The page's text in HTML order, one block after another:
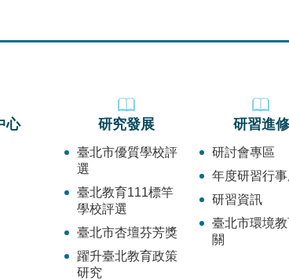
心 研究發展
臺北市優質學校評
選
臺北教育111標竿
學校評選
臺北市杏壇芬芳獎
躍升臺北教育政策
研究
研習進修
研討會專區
年度研習行事
研習資訊
臺北市環境
關